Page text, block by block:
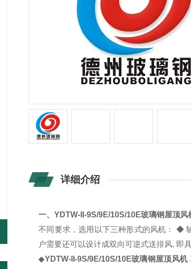
详细介绍
一、YDTW-II-9S/9E/10S/10E玻璃钢屋顶风
不同要求，选用以下三种形式的风机： ◆
户需要还可以设计成双向可逆式送排风, 即
◆YDTW-II-9S/9E/10S/10E玻璃钢屋顶风机